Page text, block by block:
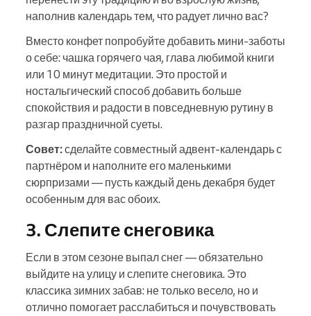
наполнив календарь тем, что радует лично вас?
Вместо конфет попробуйте добавить мини‑заботы
о себе: чашка горячего чая, глава любимой книги
или 10 минут медитации. Это простой и
ностальгический способ добавить больше
спокойствия и радости в повседневную рутину в
разгар праздничной суеты.
Совет:сделайте совместный адвент‑календарь с
партнёром и наполните его маленькими
сюрпризами — пусть каждый день декабря будет
особенным для вас обоих.
3. Слепите снеговика
Если в этом сезоне выпал снег — обязательно
выйдите на улицу и слепите снеговика. Это
классика зимних забав: не только весело, но и
отлично помогает расслабиться и почувствовать